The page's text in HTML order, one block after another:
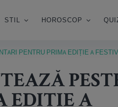
STIL HOROSCOP
PENTRU PRIMA EDIȚIE A
EDIȚIE A